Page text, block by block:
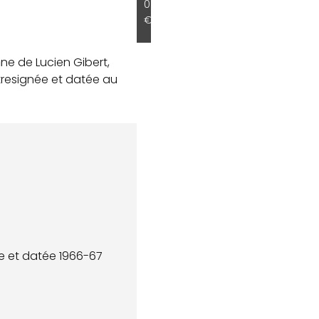
0
€
de Lucien Gibert,
et datée au
et datée 1966-67